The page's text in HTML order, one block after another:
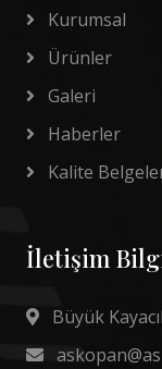
Kurumsal
Ürünler
Galeri
Haberler
Kalite
İletişim
Büyük